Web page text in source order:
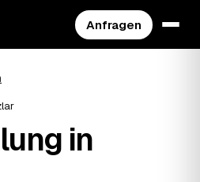
Anfragen
in